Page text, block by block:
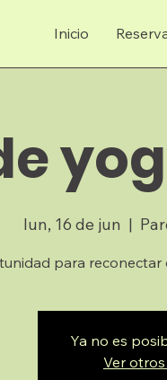
Inicio
lun, 16 de jun
  |
para reconectar
Ya no es
Ver